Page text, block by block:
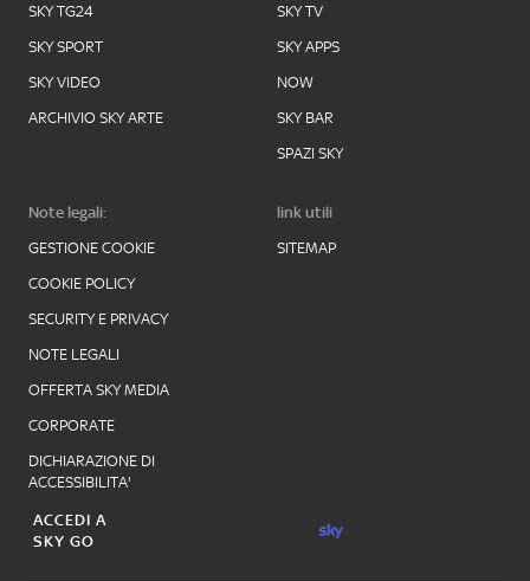
SKY TG24
SKY SPORT
SKY VIDEO
ARCHIVIO SKY ARTE
SKY TV
SKY APPS
NOW
SKY BAR
SPAZI SKY
Note legali:
GESTIONE COOKIE
COOKIE POLICY
SECURITY E PRIVACY
NOTE LEGALI
OFFERTA SKY MEDIA
CORPORATE
DICHIARAZIONE DI
ACCESSIBILITA'
link utili
SITEMAP
ACCEDI A
SKY GO